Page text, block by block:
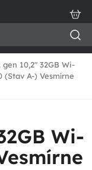
gen 10,2" 32GB Wi-
(Stav A-) Vesmírne
Wi-